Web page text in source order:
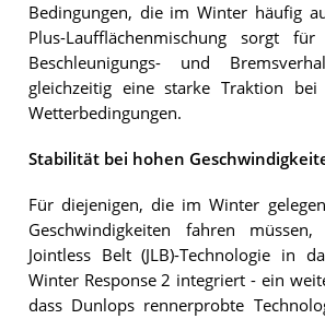
Bedingungen, die im Winter häufig
Plus-Laufflächenmischung sorgt
Beschleunigungs- und
gleichzeitig eine starke Traktion bei
Wetterbedingungen.
Stabilität bei hohen
Für diejenigen, die im Winter
Geschwindigkeiten fahren
Jointless Belt (JLB)-Technologie in
Winter Response 2 integriert - ein
dass Dunlops rennerprobte